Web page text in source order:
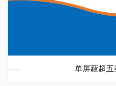
单屏蔽超五